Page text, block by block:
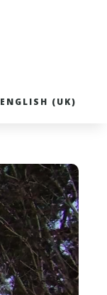
ENGLISH (UK)